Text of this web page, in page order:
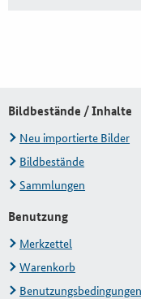
Bildbestände / Inhalte
Neu importierte Bilder
Bildbestände
Sammlungen
Benutzung
Merkzettel
Warenkorb